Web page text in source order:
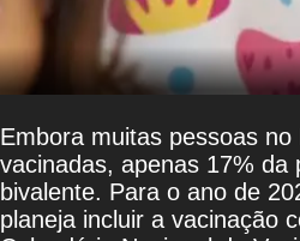
Embora muitas pessoas
vacinadas, apenas 17% da
bivalente. Para o ano de
planeja incluir a vacinação